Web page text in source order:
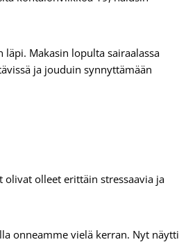
Makasin lopulta sairaalassa
ja jouduin synnyttämään
olleet erittäin stressaavia ja
onneamme vielä kerran. Nyt näytti